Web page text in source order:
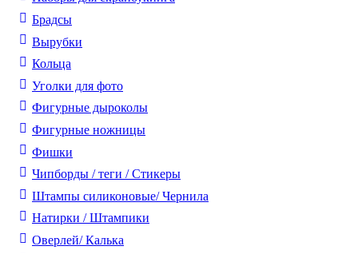
Брадсы
Вырубки
Кольца
Уголки для фото
Фигурные дыроколы
Фигурные ножницы
Фишки
Чипборды / теги / Стикеры
Штампы силиконовые/ Чернила
Натирки / Штампики
Оверлей/ Калька